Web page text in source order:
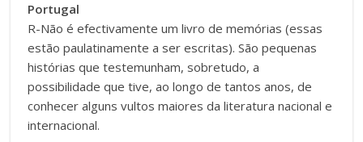
Portugal
R-Não é efectivamente um livro de memórias (essas
estão paulatinamente a ser escritas). São pequenas
histórias que testemunham, sobretudo, a
possibilidade que tive, ao longo de tantos anos, de
conhecer alguns vultos maiores da literatura nacional e
internacional.